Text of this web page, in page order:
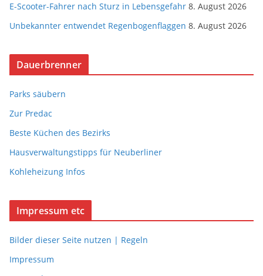
E-Scooter-Fahrer nach Sturz in Lebensgefahr 8. August 2026
Unbekannter entwendet Regenbogenflaggen 8. August 2026
Dauerbrenner
Parks säubern
Zur Predac
Beste Küchen des Bezirks
Hausverwaltungstipps für Neuberliner
Kohleheizung Infos
Impressum etc
Bilder dieser Seite nutzen | Regeln
Impressum